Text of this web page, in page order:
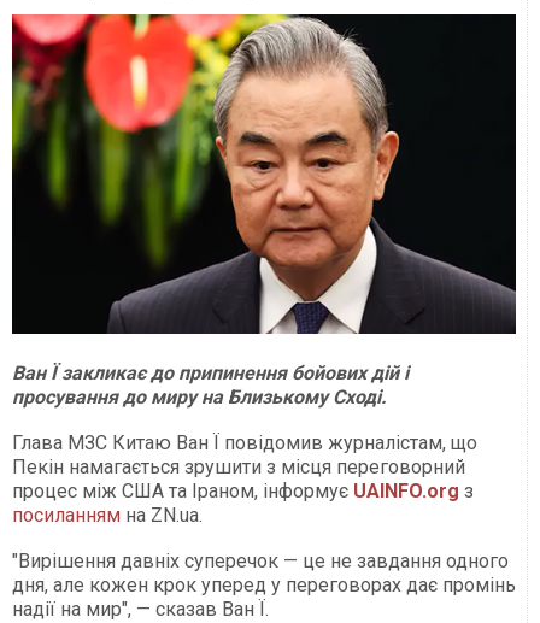
Ван Ї закликає до припинення бойових дій і
просування до миру на Близькому Сході.
Глава МЗС Китаю Ван Ї повідомив журналістам, що
Пекін намагається зрушити з місця переговорний
процес між США та Іраном, інформує UAINFO.org з
посиланням на ZN.ua.
"Вирішення давніх суперечок — це не завдання одного
дня, але кожен крок уперед у переговорах дає промінь
надії на мир", — сказав Ван Ї.